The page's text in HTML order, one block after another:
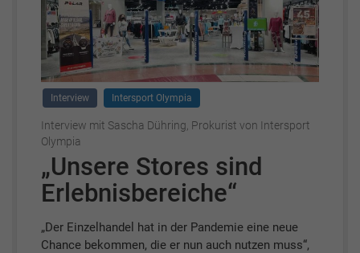
Interview Intersport Olympia
Interview mit Sascha Dühring, Prokurist von Intersport
Olympia
„Unsere Stores sind
Erlebnisbereiche“
„Der Einzelhandel hat in der Pandemie eine neue
Chance bekommen, die er nun auch nutzen muss“,